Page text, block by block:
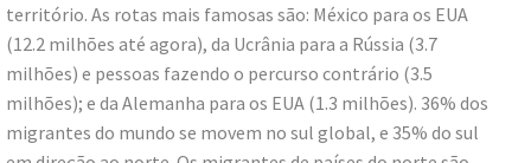
território. As rotas mais famosas são: México para os EUA
(12.2 milhões até agora), da Ucrânia para a Rússia (3.7
milhões) e pessoas fazendo o percurso contrário (3.5
milhões); e da Alemanha para os EUA (1.3 milhões). 36% dos
migrantes do mundo se movem no sul global, e 35% do sul